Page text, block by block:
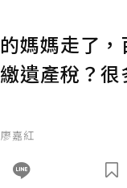
媽媽走了
遺產稅？
廖嘉紅